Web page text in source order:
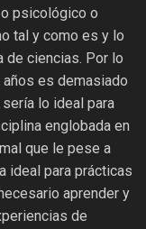
psicológico o
tal y como es y lo
de ciencias. Por lo
años es demasiado
lo ideal para
englobada en
que le pese a
ideal para prácticas
aprender y
de